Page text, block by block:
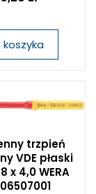
koszyka
trzpień
VDE płaski
x 4,0 WERA